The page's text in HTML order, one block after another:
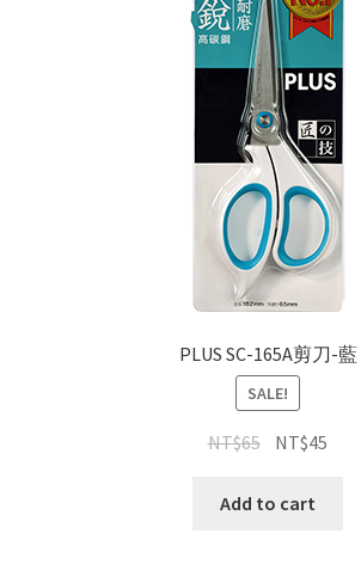
PLUS SC-165A剪刀-藍
SALE!
NT$65 NT$45
Add to cart